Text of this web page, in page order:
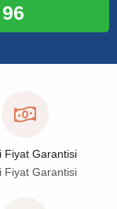
Fiyat Garantisi
Fiyat Garantisi